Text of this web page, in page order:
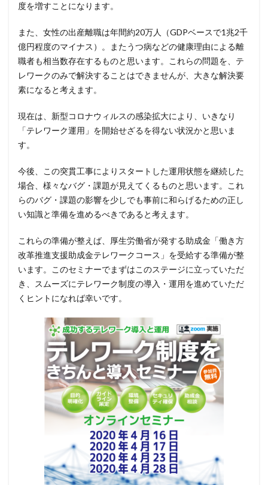
偽造
元社員
公共機関
公的機関 公開 内部
内部不正
内閣サイバーセキュリティセンター
内閣府沖縄総合事務局
再生可能エネルギー
再発防止
写真
初期アクセスブローカー
北朝鮮
医師 医療 医療機関
半田病院
印影
厚労省初動対応チーム
原因
国連安全保障理事会
地域金融機関
基本方針
多要素認証
大企業
大多喜ガス
大阪急性期・総合医療センター
安全性
定額給付金 富士通
対策
対策方法
対談 専門家パネル
小学校
小学館
岐阜 巧妙化 広告
広島
座談会
強化 復元
快活フロンティア
悪意 悪用
情報システム
情報セキュリティ
情報セキュリティマネジメントシステム
情報共有
情報流出
情報漏洩 情報窃取
情報管理
情報資産
情報閲覧 感染
慶応義塾大学
慶應義塾大学
懲戒免職 手口
手口、
技術 技術情報 持ち出し
損害 改ざん
改正個人情報保護法
攻撃インフラ 攻撃メール
攻撃手法
攻撃者
政府 教育
教育委員会
度を増すことになります。
また、女性の出産離職は年間約20万人（GDPベースで1兆2千
億円程度のマイナス）。またうつ病などの健康理由による離
職者も相当数存在するものと思います。これらの問題を、テ
レワークのみで解決することはできませんが、大きな解決要
素になると考えます。
現在は、新型コロナウィルスの感染拡大により、いきなり
「テレワーク運用」を開始せざるを得ない状況かと思いま
す。
今後、この突貫工事によりスタートした運用状態を継続した
場合、様々なバグ・課題が見えてくるものと思います。これ
らのバグ・課題の影響を少しでも事前に和らげるための正し
い知識と準備を進めるべきであると考えます。
これらの準備が整えば、厚生労働省が発する助成金「働き方
改革推進支援助成金テレワークコース」を受給する準備が整
います。このセミナーでまずはこのステージに立っていただ
き、スムーズにテレワーク制度の導入・運用を進めていただ
くヒントになれば幸いです。